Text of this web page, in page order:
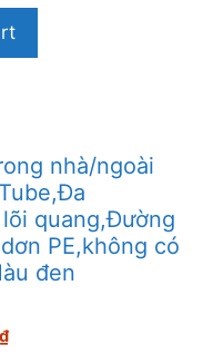
nhà/ngoài
quang,Đường
PE,không có
đen